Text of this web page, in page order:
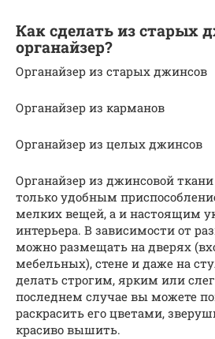
Как сделать из старых
органайзер?
Органайзер из старых джинсов
Органайзер из карманов
Органайзер из целых джинсов
Органайзер из джинсовой
только удобным
мелких вещей, а и настоящим
интерьера. В зависимости от
можно размещать на дверях
мебельных), стене и даже на
делать строгим, ярким или
последнем случае вы можете
раскрасить его цветами,
красиво вышить.